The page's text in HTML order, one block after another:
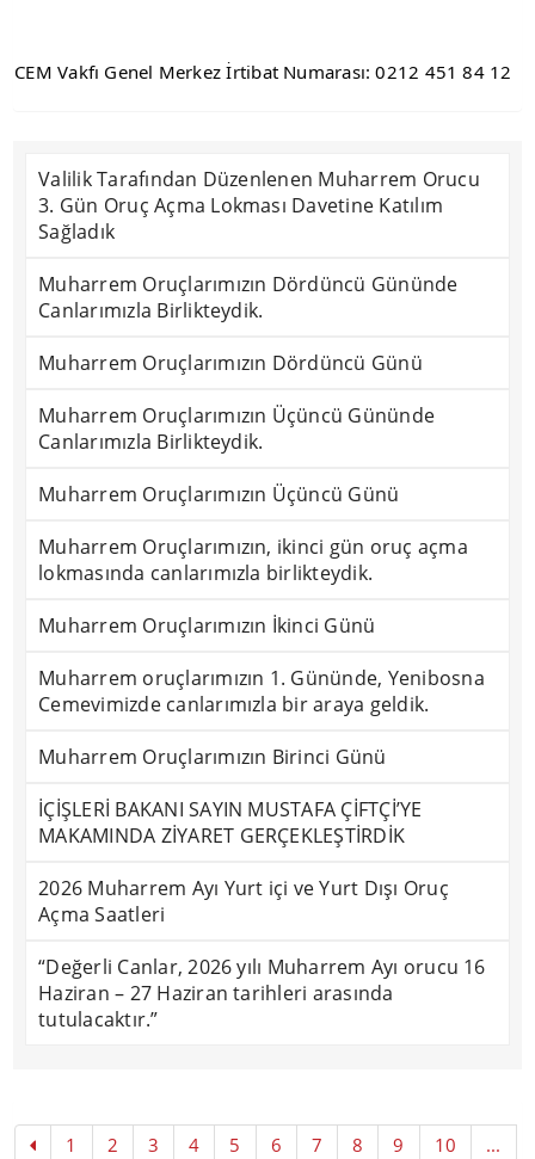
CEM Vakfı Genel Merkez İrtibat Numarası: 0212 451 84 12
Valilik Tarafından Düzenlenen Muharrem Orucu
3. Gün Oruç Açma Lokması Davetine Katılım
Sağladık
Muharrem Oruçlarımızın Dördüncü Gününde
Canlarımızla Birlikteydik.
Muharrem Oruçlarımızın Dördüncü Günü
Muharrem Oruçlarımızın Üçüncü Gününde
Canlarımızla Birlikteydik.
Muharrem Oruçlarımızın Üçüncü Günü
Muharrem Oruçlarımızın, ikinci gün oruç açma
lokmasında canlarımızla birlikteydik.
Muharrem Oruçlarımızın İkinci Günü
Muharrem oruçlarımızın 1. Gününde, Yenibosna
Cemevimizde canlarımızla bir araya geldik.
Muharrem Oruçlarımızın Birinci Günü
İÇİŞLERİ BAKANI SAYIN MUSTAFA ÇİFTÇİ’YE
MAKAMINDA ZİYARET GERÇEKLEŞTİRDİK
2026 Muharrem Ayı Yurt içi ve Yurt Dışı Oruç
Açma Saatleri
“Değerli Canlar, 2026 yılı Muharrem Ayı orucu 16
Haziran – 27 Haziran tarihleri arasında
tutulacaktır.”
1 2 3 4 5 6 7 8 9 10 ...